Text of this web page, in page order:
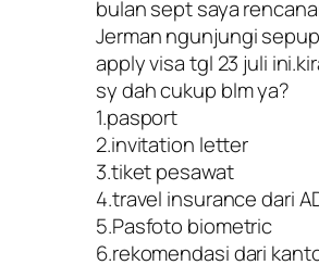
bulan sept saya
Jerman ngunjungi
apply visa tgl 23 juli
sy dah cukup blm ya?
1.pasport
2.invitation letter
3.tiket pesawat
4.travel insurance dari
5.Pasfoto biometric
6.rekomendasi dari